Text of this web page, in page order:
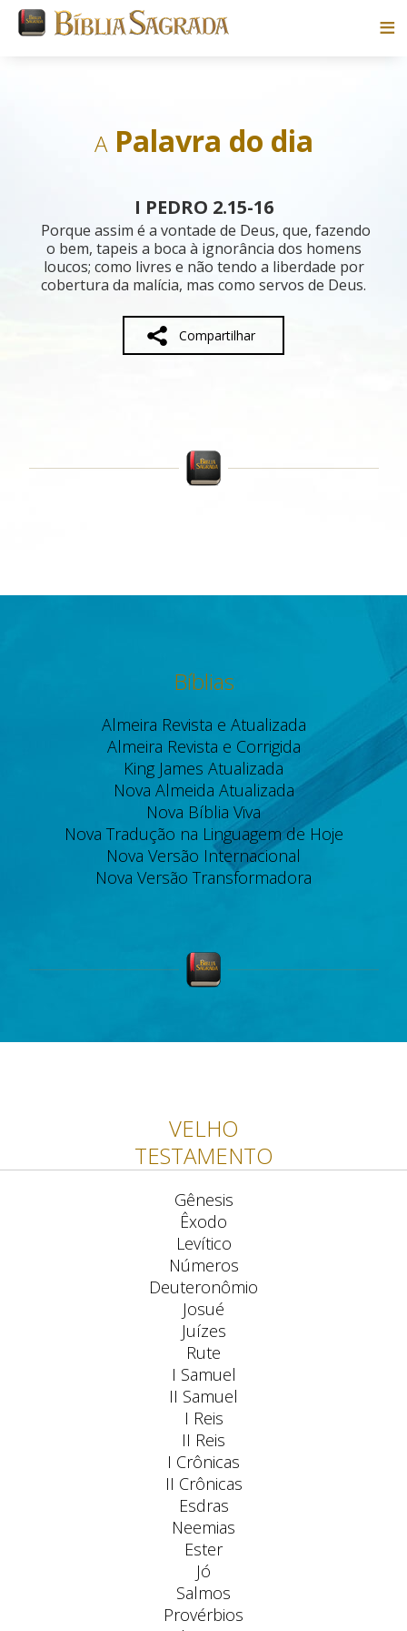
Blog
Parceiros
Sobre
APalavra do dia
I PEDRO 2.15-16
Porque assim é a vontade de Deus, que, fazendo
o bem, tapeis a boca à ignorância dos homens
loucos; como livres e não tendo a liberdade por
cobertura da malícia, mas como servos de Deus.
Compartilhar
Bíblias
Almeira Revista e Atualizada
Almeira Revista e Corrigida
King James Atualizada
Nova Almeida Atualizada
Nova Bíblia Viva
Nova Tradução na Linguagem de Hoje
Nova Versão Internacional
Nova Versão Transformadora
VELHO
TESTAMENTO
Gênesis
Êxodo
Levítico
Números
Deuteronômio
Josué
Juízes
Rute
I Samuel
II Samuel
I Reis
II Reis
I Crônicas
II Crônicas
Esdras
Neemias
Ester
Jó
Salmos
Provérbios